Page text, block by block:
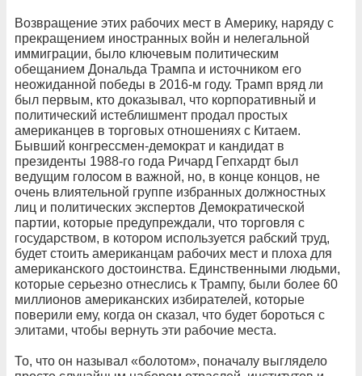
Возвращение этих рабочих мест в Америку, наряду с
прекращением иностранных войн и нелегальной
иммиграции, было ключевым политическим
обещанием Дональда Трампа и источником его
неожиданной победы в 2016-м году. Трамп вряд ли
был первым, кто доказывал, что корпоративный и
политический истеблишмент продал простых
американцев в торговых отношениях с Китаем.
Бывший конгрессмен-демократ и кандидат в
президенты 1988-го года Ричард Гепхардт был
ведущим голосом в важной, но, в конце концов, не
очень влиятельной группе избранных должностных
лиц и политических экспертов Демократической
партии, которые предупреждали, что торговля с
государством, в котором используется рабский труд,
будет стоить американцам рабочих мест и плоха для
американского достоинства. Единственными людьми,
которые серьезно отнеслись к Трампу, были более 60
миллионов американских избирателей, которые
поверили ему, когда он сказал, что будет бороться с
элитами, чтобы вернуть эти рабочие места.
То, что он называл «болотом», поначалу выглядело